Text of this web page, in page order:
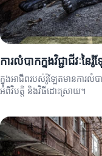
ការលំបាកក្នុងវិជ្ជាជីវៈនៃរ៉ូ
ក្នុងអាជីពរបស់រ៉ូឡែតមានការលំប
អំពីវិបត្តិ និងវិធីដោះស្រាយ។